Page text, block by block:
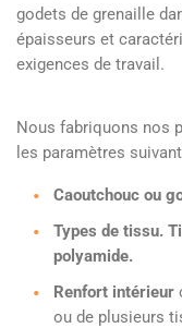
godets de grenaille
épaisseurs et
exigences de travail.
Nous fabriquons nos
les paramètres
Caoutchouc ou
Types de tissu.
polyamide.
Renfort intérieur
ou de plusieurs